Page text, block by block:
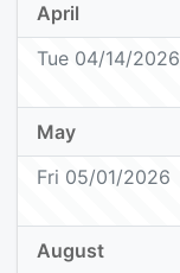
April
Tue 04/14/2026
May
Fri 05/01/2026
August